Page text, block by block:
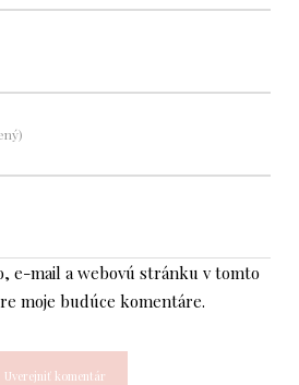
e-mail a webovú stránku v tomto
moje budúce komentáre.